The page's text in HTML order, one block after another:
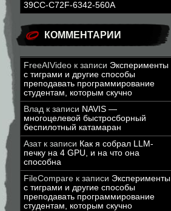
39CC-C72F-6342-560A
КОММЕНТАРИИ
FreeAIVideo к записи Эксперименты
с тиграми и другие способы
преподавать программирование
студентам, которым скучно
Влад к записи NAVIS —
многоцелевой быстросборный
беспилотный катамаран
Азатк записи Как я собрал LLM-
печку на 4 GPU, и на что она
способна
FileCompare к записи Эксперименты
с тиграми и другие способы
преподавать программирование
студентам, которым скучно